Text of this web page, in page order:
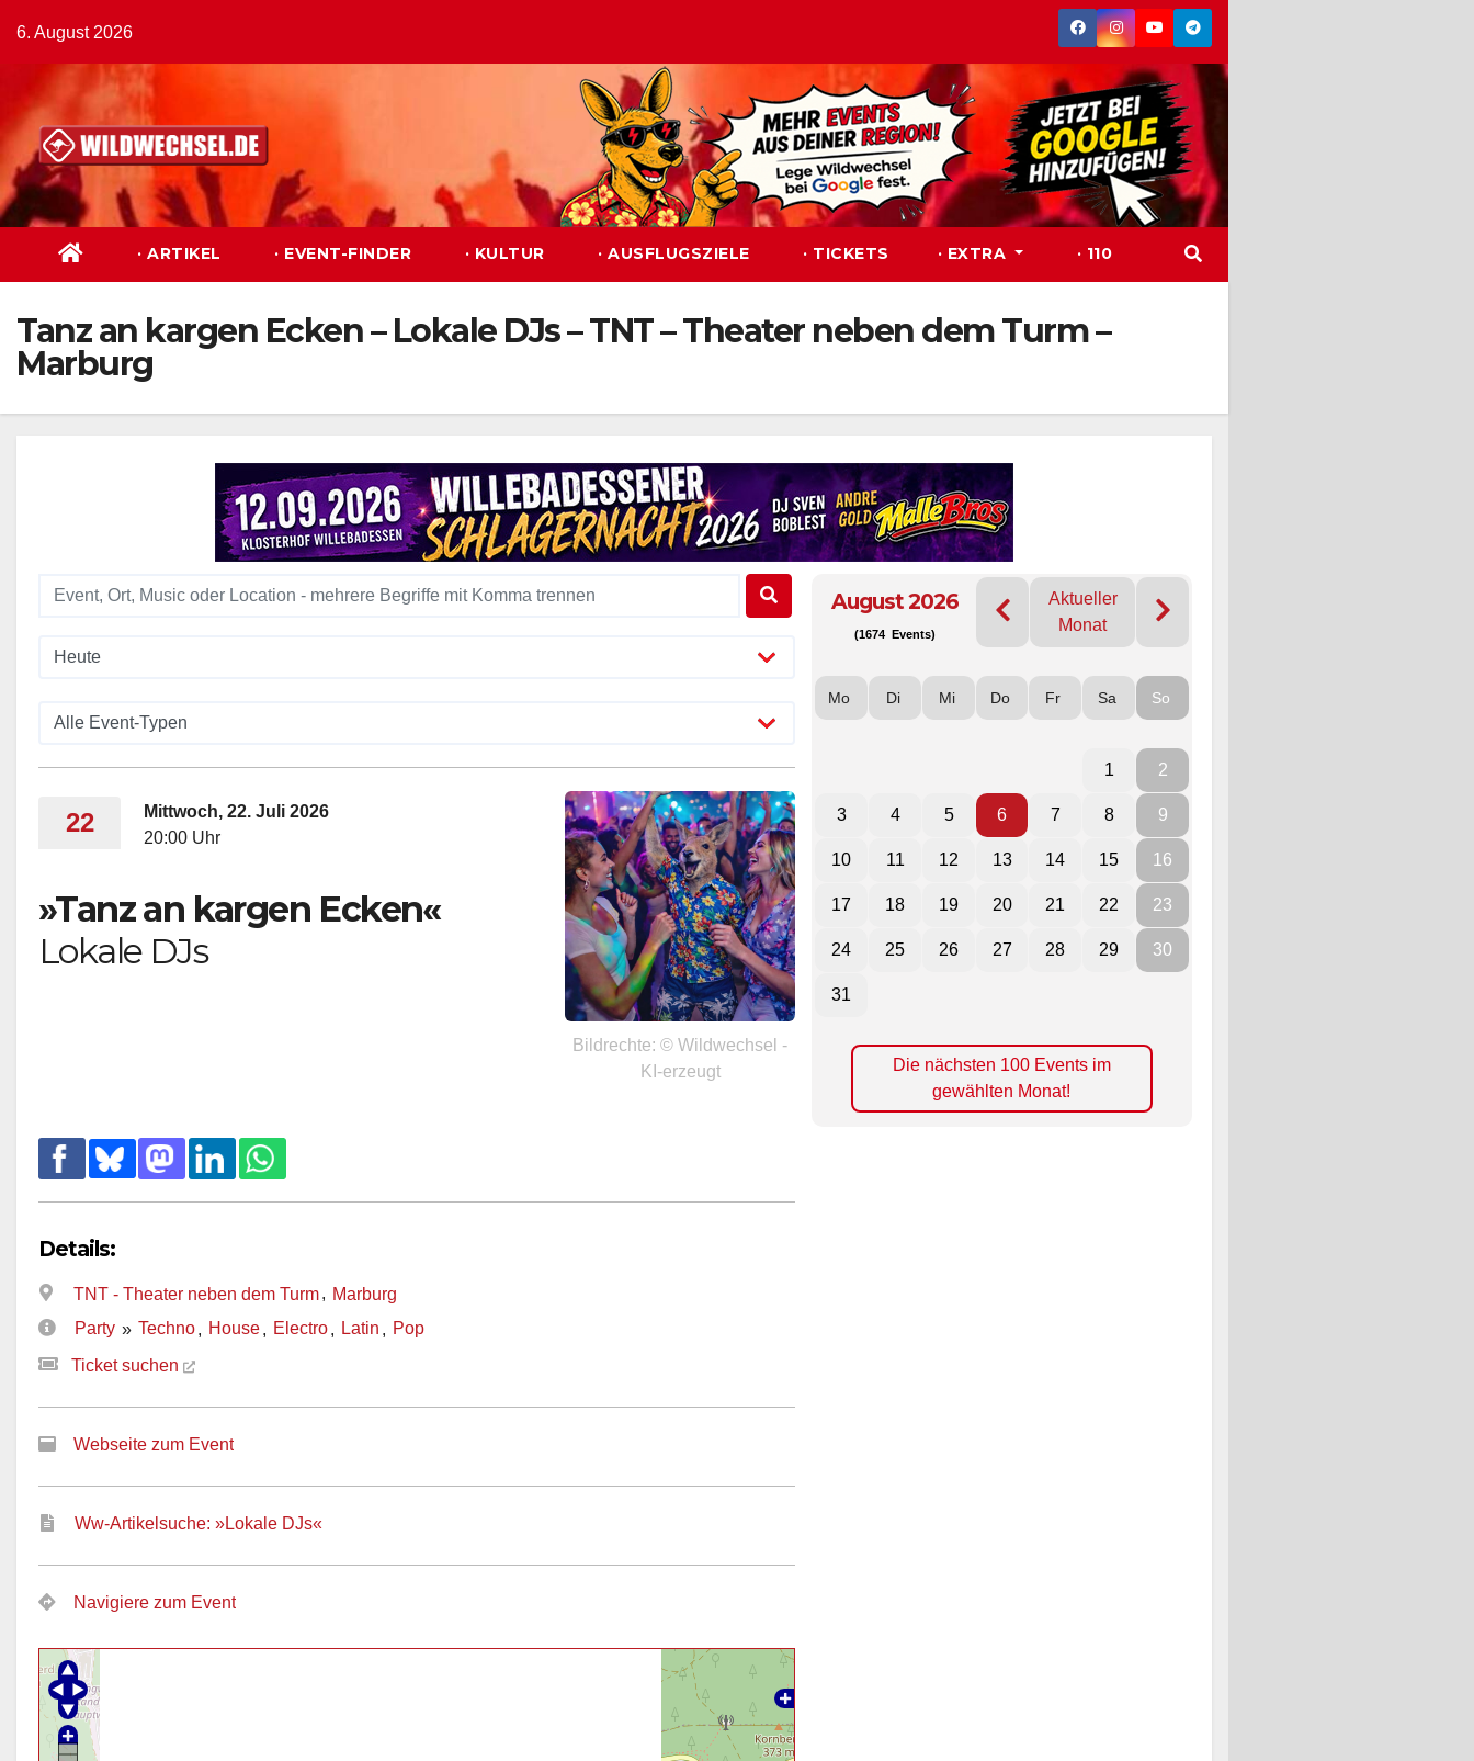
Inhalt
springen
6. August 2026
· ARTIKEL · EVENT-FINDER · KULTUR · AUSFLUGSZIELE · TICKETS · EXTRA · 110
Tanz an kargen Ecken – Lokale DJs – TNT – Theater neben dem Turm –
Marburg
22
Mittwoch, 22. Juli 2026
20:00 Uhr
»Tanz an kargen Ecken«
Lokale DJs
Bildrechte: © Wildwechsel -
KI-erzeugt
Details:
TNT - Theater neben dem Turm, Marburg
Party » Techno, House, Electro, Latin , Pop
Ticket suchen
Webseite zum Event
Ww-Artikelsuche: »Lokale DJs«
Navigiere zum Event
August 2026
(1674 Events)
Aktueller
Monat
Mo Di Mi Do Fr Sa So
1 2
3 4 5 6 7 8 9
10 11 12 13 14 15 16
17 18 19 20 21 22 23
24 25 26 27 28 29 30
31
Die nächsten 100 Events im
gewählten Monat!